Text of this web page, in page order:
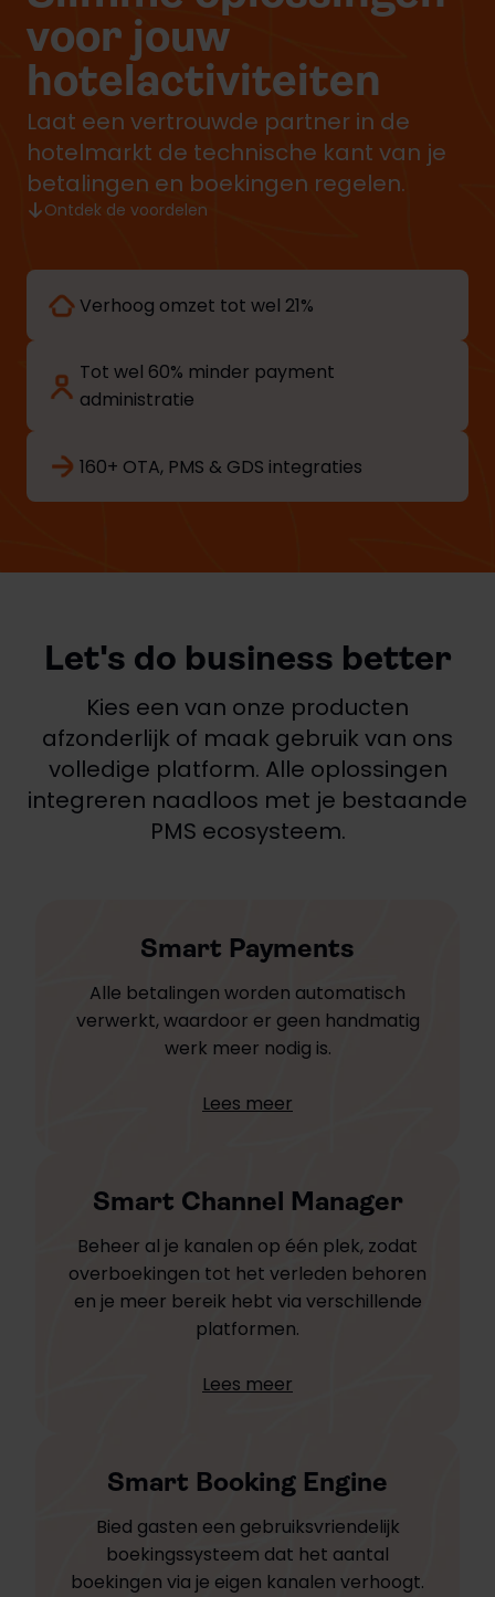
voor jouw
hotelactiviteiten
Laat een vertrouwde partner in de
hotelmarkt de technische kant van je
betalingen en boekingen regelen.
Ontdek de voordelen
Verhoog omzet tot wel 21%
Tot wel 60% minder payment
administratie
160+ OTA, PMS & GDS integraties
Let's do business better
Kies een van onze producten
afzonderlijk of maak gebruik van ons
volledige platform. Alle oplossingen
integreren naadloos met je bestaande
PMS ecosysteem.
Smart Payments
Alle betalingen worden automatisch
verwerkt, waardoor er geen handmatig
werk meer nodig is.
Lees meer
Smart Channel Manager
Beheer al je kanalen op één plek, zodat
overboekingen tot het verleden behoren
en je meer bereik hebt via verschillende
platformen.
Lees meer
Smart Booking Engine
Bied gasten een gebruiksvriendelijk
boekingssysteem dat het aantal
boekingen via je eigen kanalen verhoogt.